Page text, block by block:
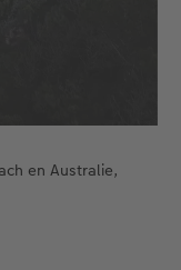
en Australie,